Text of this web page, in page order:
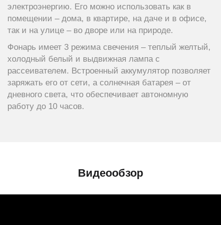
электроэнергию. Его можно использовать как в
помещении – дома, в квартире, на даче и в офисе,
так и на улице – во дворе или на природе.
Фонарь имеет 3 режима свечения – теплый желтый,
холодный белый и выдвижная лампа с
рассеивателем. Встроенный аккумулятор позволяет
заряжать его от сети, а солнечная батарея – от
дневного света, что обеспечивает автономную
работу до 10 часов.
Видеообзор